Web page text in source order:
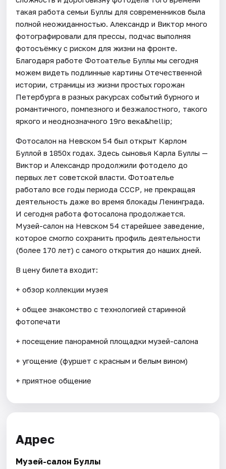
такая работа семьи Буллы для современников была
полной неожиданностью. Александр и Виктор много
фотографировали для прессы, подчас выполняя
фотосъёмку с риском для жизни на фронте.
Благодаря работе Фотоателье Буллы мы сегодня
можем видеть подлинные картины Отечественной
истории, страницы из жизни простых горожан
Петербурга в разных ракурсах событий бурного и
романтичного, помпезного и безжалостного, такого
яркого и неоднозначного 19го века&hellip;
Фотосалон на Невском 54 был открыт Карлом
Буллой в 1850х годах. Здесь сыновья Карла Буллы —
Виктор и Александр продолжили фотодело до
первых лет советской власти. Фотоателье
работало все годы периода СССР, не прекращая
деятельность даже во время блокады Ленинграда.
И сегодня работа фотосалона продолжается.
Музей-салон на Невском 54 старейшее заведение,
которое смогло сохранить профиль деятельности
(более 170 лет) с самого открытия до наших дней.
В цену билета входит:
+ обзор коллекции музея
+ общее знакомство с технологией старинной
фотопечати
+ посещение панорамной площадки музей-салона
+ угощение (фуршет с красным и белым вином)
+ приятное общение
Адрес
Музей-салон Буллы